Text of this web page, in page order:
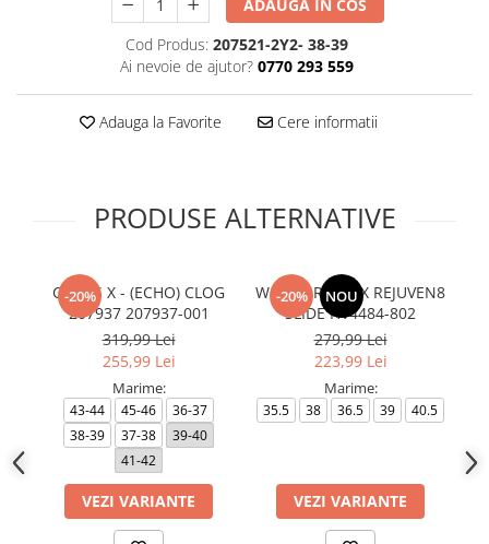
ADAUGA IN COS
Cod Produs: 207521-2Y2- 38-39
Ai nevoie de ajutor? 0770 293 559
Adauga la Favorite Cere informatii
PRODUSE ALTERNATIVE
-20%
CROCS X - (ECHO) CLOG
207937 207937-001
319,99 Lei
255,99 Lei
Marime:
43-44 45-46
36-37
38-39
37-38
39-40
41-42
VEZI VARIANTE
-20% NOU
W NIKE REACTX REJUVEN8
SLIDE HV4484-802
279,99 Lei
223,99 Lei
Marime:
35.5 38 36.5 39 40.5
VEZI VARIANTE